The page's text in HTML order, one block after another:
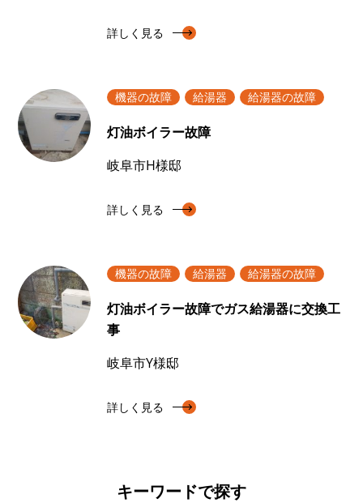
詳しく見る
機器の故障 給湯器 給湯器の故障
灯油ボイラー故障
岐阜市H様邸
詳しく見る
機器の故障 給湯器 給湯器の故障
灯油ボイラー故障でガス給湯器に交換工
事
岐阜市Y様邸
詳しく見る
キーワードで探す